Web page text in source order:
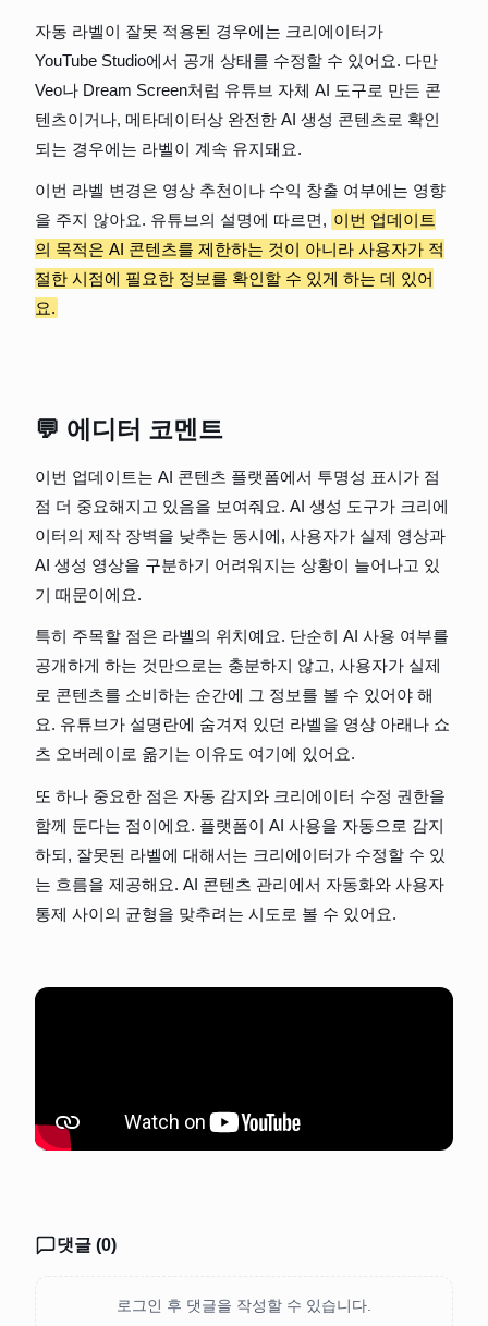
자동 라벨이 잘못 적용된 경우에는 크리에이터가
YouTube Studio에서 공개 상태를 수정할 수 있어요. 다만
Veo나 Dream Screen처럼 유튜브 자체 AI 도구로 만든 콘
텐츠이거나, 메타데이터상 완전한 AI 생성 콘텐츠로 확인
되는 경우에는 라벨이 계속 유지돼요.
이번 라벨 변경은 영상 추천이나 수익 창출 여부에는 영향
을 주지 않아요. 유튜브의 설명에 따르면, 이번 업데이트
의 목적은 AI 콘텐츠를 제한하는 것이 아니라 사용자가 적
절한 시점에 필요한 정보를 확인할 수 있게 하는 데 있어
요.
💬 에디터 코멘트
이번 업데이트는 AI 콘텐츠 플랫폼에서 투명성 표시가 점
점 더 중요해지고 있음을 보여줘요. AI 생성 도구가 크리에
이터의 제작 장벽을 낮추는 동시에, 사용자가 실제 영상과
AI 생성 영상을 구분하기 어려워지는 상황이 늘어나고 있
기 때문이에요.
특히 주목할 점은 라벨의 위치예요. 단순히 AI 사용 여부를
공개하게 하는 것만으로는 충분하지 않고, 사용자가 실제
로 콘텐츠를 소비하는 순간에 그 정보를 볼 수 있어야 해
요. 유튜브가 설명란에 숨겨져 있던 라벨을 영상 아래나 쇼
츠 오버레이로 옮기는 이유도 여기에 있어요.
또 하나 중요한 점은 자동 감지와 크리에이터 수정 권한을
함께 둔다는 점이에요. 플랫폼이 AI 사용을 자동으로 감지
하되, 잘못된 라벨에 대해서는 크리에이터가 수정할 수 있
는 흐름을 제공해요. AI 콘텐츠 관리에서 자동화와 사용자
통제 사이의 균형을 맞추려는 시도로 볼 수 있어요.
댓글 (0)
로그인 후 댓글을 작성할 수 있습니다.